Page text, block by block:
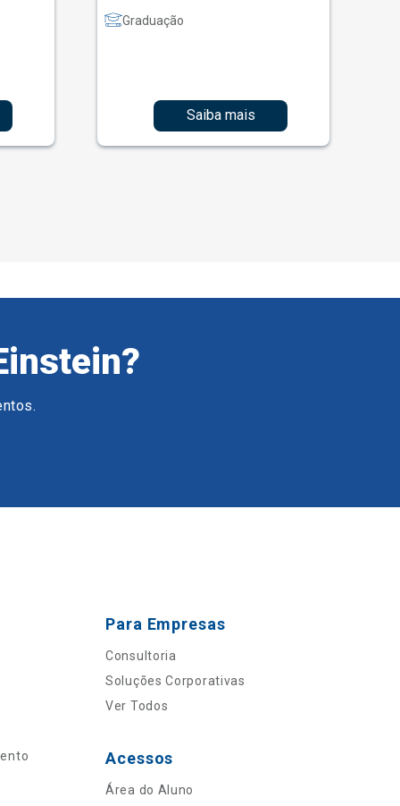
Graduação
Saiba mais
Para Empresas
Consultoria
Soluções Corporativas
Ver Todos
Acessos
Área do Aluno